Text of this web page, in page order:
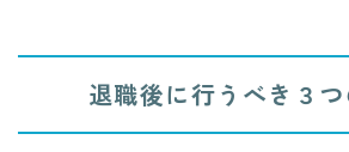
退職後に行うべき３